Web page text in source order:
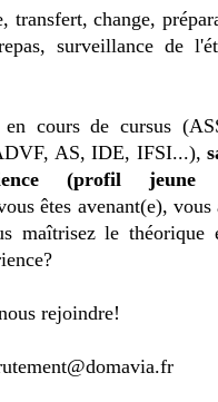
transfert, change,
surveillance de
cours de cursus
AS, IDE, IFSI...),
(profil jeune
êtes avenant(e), vous
maîtrisez le théorique
rejoindre!